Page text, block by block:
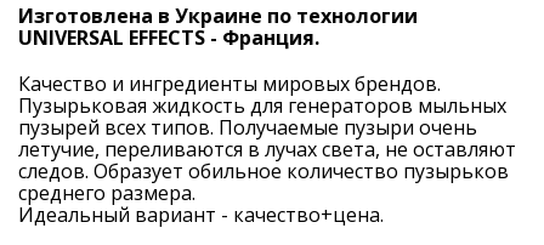
Изготовлена в Украине по технологии
UNIVERSAL EFFECTS - Франция.
Качество и ингредиенты мировых брендов.
Пузырьковая жидкость для генераторов мыльных
пузырей всех типов. Получаемые пузыри очень
летучие, переливаются в лучах света, не оставляют
следов. Образует обильное количество пузырьков
среднего размера.
Идеальный вариант - качество+цена.